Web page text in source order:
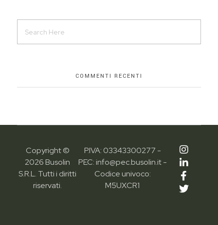
COMMENTI RECENTI
Copyright ©
2026 Busolin
S.R.L. Tutti i diritti
riservati.
P.IVA: 03343300277 -
PEC: info@pec.busolin.it -
Codice univoco:
M5UXCR1